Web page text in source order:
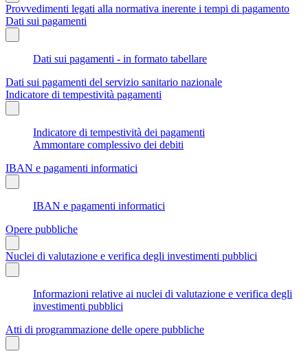
Provvedimenti legati alla normativa inerente i tempi di pagamento
Dati sui pagamenti
Dati sui pagamenti - in formato tabellare
Dati sui pagamenti del servizio sanitario nazionale
Indicatore di tempestività pagamenti
Indicatore di tempestività dei pagamenti
Ammontare complessivo dei debiti
IBAN e pagamenti informatici
IBAN e pagamenti informatici
Opere pubbliche
Nuclei di valutazione e verifica degli investimenti pubblici
Informazioni relative ai nuclei di valutazione e verifica degli
investimenti pubblici
Atti di programmazione delle opere pubbliche